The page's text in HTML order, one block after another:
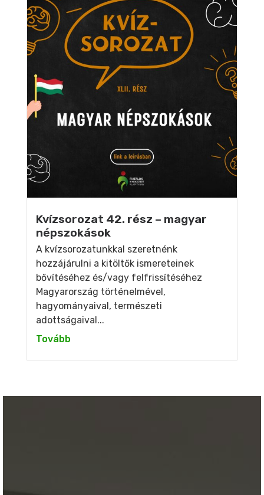
Kvízsorozat 42. rész – magyar
népszokások
A kvízsorozatunkkal szeretnénk
hozzájárulni a kitöltők ismereteinek
bővítéséhez és/vagy felfrissítéséhez
Magyarország történelmével,
hagyományaival, természeti
adottságaival...
Tovább